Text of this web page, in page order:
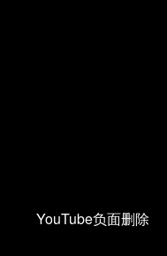
YouTube负面删除